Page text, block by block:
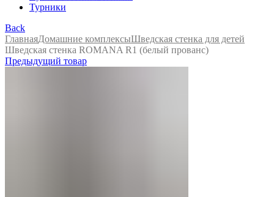
Турники
Back
ГлавнаяДомашние комплексыШведская стенка для детей
Шведская стенка ROMANA R1 (белый прованс)
Предыдущий товар